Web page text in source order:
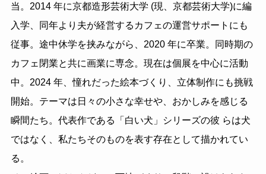
当。2014 年に京都造形芸術大学 (現、京都芸術大学)に編
入学、同年より夫が経営するカフェの運営サポートにも
従事。途中休学を挟みながら、2020 年に卒業。同時期の
カフェ閉業と共に画業に専念。現在は個展を中心に活動
中。2024 年、憧れだった絵本づくり、立体制作にも挑戦
開始。テーマは日々の小さな幸せや、おかしみを感じる
瞬間たち。代表作である「白い犬」シリーズの彼 らは犬
ではなく、私たちそのものを表す存在として描かれてい
る。